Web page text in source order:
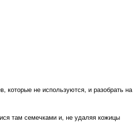
которые не используются, и разобрать на
там семечками и, не удаляя кожицы